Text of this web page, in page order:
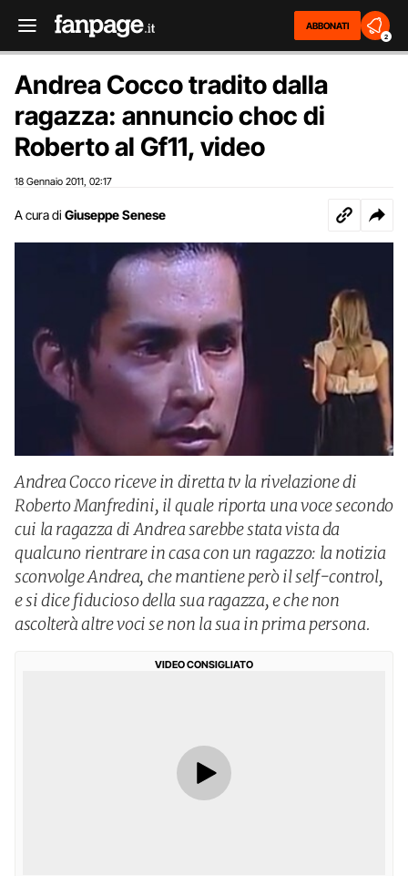
ABBONATI
2
Andrea Cocco tradito dalla
ragazza: annuncio choc di
Roberto al Gf11, video
18 Gennaio 2011 02:17
A cura di Giuseppe Senese
Andrea Cocco riceve in diretta tv la rivelazione di
Roberto Manfredini, il quale riporta una voce secondo
cui la ragazza di Andrea sarebbe stata vista da
qualcuno rientrare in casa con un ragazzo: la notizia
sconvolge Andrea, che mantiene però il self-control,
e si dice fiducioso della sua ragazza, e che non
ascolterà altre voci se non la sua in prima persona.
VIDEO CONSIGLIATO